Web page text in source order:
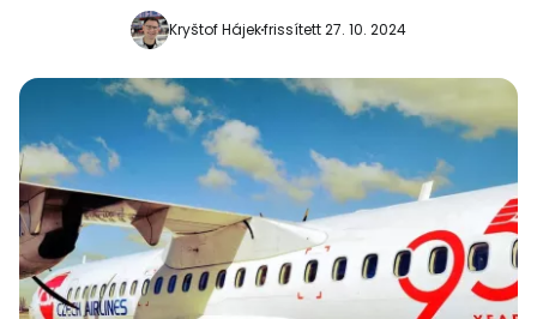
Kryštof Hájekfrissített 27. 10. 2024
Folytatás a Facebookkal
Folytassa e-mailben